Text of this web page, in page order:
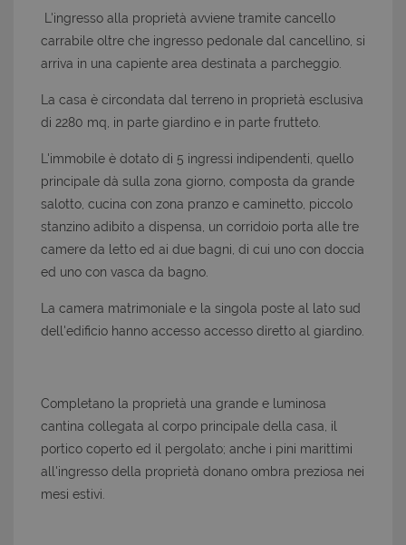
L'ingresso alla proprietà avviene tramite cancello
carrabile oltre che ingresso pedonale dal cancellino, si
arriva in una capiente area destinata a parcheggio.
La casa è circondata dal terreno in proprietà esclusiva
di 2280 mq, in parte giardino e in parte frutteto.
L'immobile è dotato di 5 ingressi indipendenti, quello
principale dà sulla zona giorno, composta da grande
salotto, cucina con zona pranzo e caminetto, piccolo
stanzino adibito a dispensa, un corridoio porta alle tre
camere da letto ed ai due bagni, di cui uno con doccia
ed uno con vasca da bagno.
La camera matrimoniale e la singola poste al lato sud
dell'edificio hanno accesso accesso diretto al giardino.
Completano la proprietà una grande e luminosa
cantina collegata al corpo principale della casa, il
portico coperto ed il pergolato; anche i pini marittimi
all'ingresso della proprietà donano ombra preziosa nei
mesi estivi.